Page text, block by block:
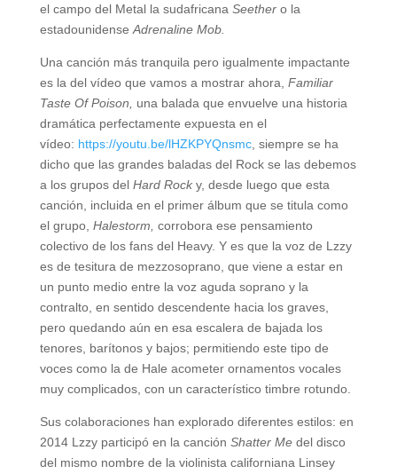
el campo del Metal la sudafricana Seethero la
estadounidense Adrenaline Mob.
Una canción más tranquila pero igualmente impactante
es la del vídeo que vamos a mostrar ahora, Familiar
Taste Of Poison,
una balada que envuelve una historia
dramática perfectamente expuesta en el
vídeo: https://youtu.be/lHZKPYQnsmc, siempre se ha
dicho que las grandes baladas del Rock se las debemos
a los grupos del Hard Rocky, desde luego que esta
canción, incluida en el primer álbum que se titula como
el grupo, Halestorm, corrobora ese pensamiento
colectivo de los fans del Heavy. Y es que la voz de Lzzy
es de tesitura de mezzosoprano, que viene a estar en
un punto medio entre la voz aguda soprano y la
contralto, en sentido descendente hacia los graves,
pero quedando aún en esa escalera de bajada los
tenores, barítonos y bajos; permitiendo este tipo de
voces como la de Hale acometer ornamentos vocales
muy complicados, con un característico timbre rotundo.
Sus colaboraciones han explorado diferentes estilos: en
2014 Lzzy participó en la canción Shatter Medel disco
del mismo nombre de la violinista californiana Linsey